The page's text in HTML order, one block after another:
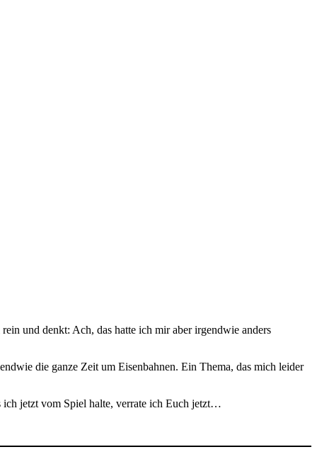
und denkt: Ach, das hatte ich mir aber irgendwie anders
die ganze Zeit um Eisenbahnen. Ein Thema, das mich leider
ich jetzt vom Spiel halte, verrate ich Euch jetzt…